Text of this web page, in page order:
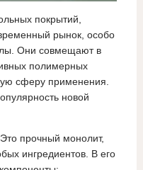
покрытий,
рынок, особо
Они совмещают в
полимерных
сферу применения.
новой
прочный монолит,
ингредиентов. В его